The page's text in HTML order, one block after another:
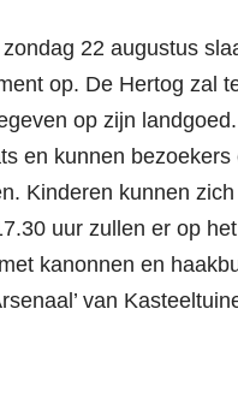
22 augustus
op. De Hertog zal
op zijn
en kunnen
Kinderen kunnen
uur zullen er op
kanonnen en
van